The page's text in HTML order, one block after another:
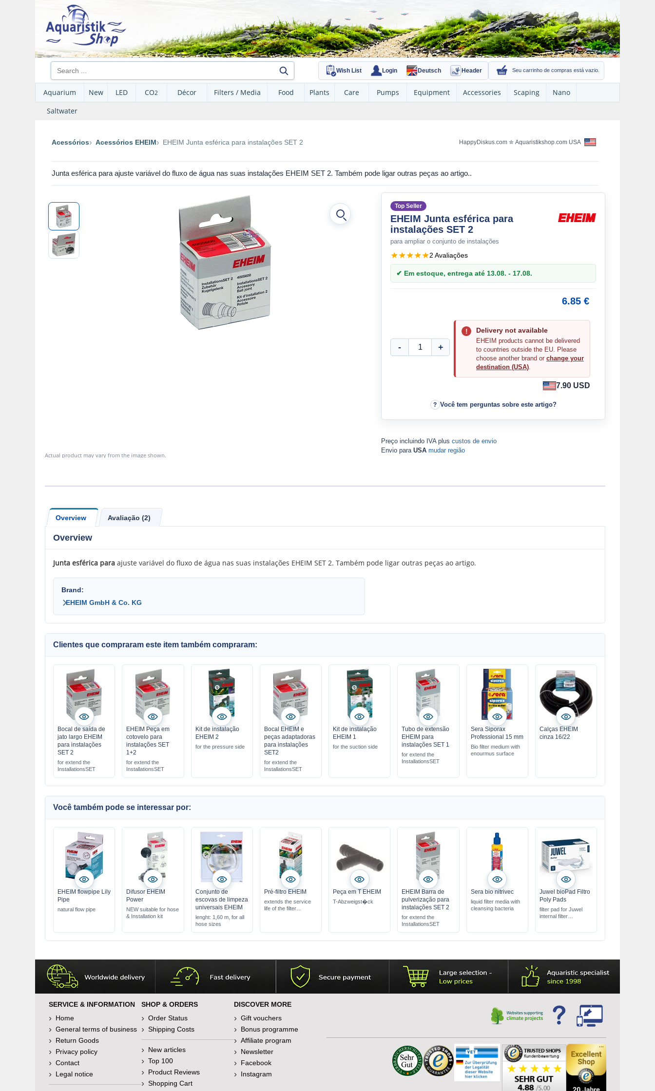
Wish List Login Deutsch Header Seu carrinho de compras está vazio.
Aquarium New LED CO2 Décor Filters / Media Food Plants Care Pumps Equipment Accessories Scaping
Nano
Saltwater
Acessórios Acessórios EHEIM EHEIM Junta esférica para instalações SET 2 HappyDiskus.com ✮ Aquaristikshop.com USA
Junta esférica para ajuste variável do fluxo de água nas suas instalações EHEIM SET 2. Também pode ligar outras peças ao artigo..
Actual product may vary from the image shown.
Top Seller
EHEIM Junta esférica para
instalações SET 2
para ampliar o conjunto de instalações
2 Avaliações
✔ Em estoque, entrega até 13.08. - 17.08.
6.85 €
Delivery not available
EHEIM products cannot be delivered
to countries outside the EU. Please
choose another brand or change your
destination (USA).
7.90 USD
Você tem perguntas sobre este artigo?
Preço incluindo IVA plus custos de envio
Envio para USA mudar região
Overview Avaliação (2)
Overview
Junta esférica para ajuste variável do fluxo de água nas suas instalações EHEIM SET 2. Também pode ligar outras peças ao artigo.
Brand:
EHEIM GmbH & Co. KG
Clientes que compraram este item também compraram:
Bocal de saída de
jato largo EHEIM
para instalações
SET 2
for extend the
InstallationsSET
EHEIM Peça em
cotovelo para
instalações SET
1+2
for extend the
InstallationsSET
Kit de instalação
EHEIM 2
for the pressure side
Bocal EHEIM e
peças adaptadoras
para instalações
SET2
for extend the
InstallationsSET
Kit de instalação
EHEIM 1
for the suction side
Tubo de extensão
EHEIM para
instalações SET 1
for extend the
InstallationsSET
Sera Siporax
Professional 15 mm
Bio filter medium with
enourmus surface
Calças EHEIM
cinza 16/22
Você também pode se interessar por:
EHEIM flowpipe Lily
Pipe
natural flow pipe
Difusor EHEIM
Power
NEW suitable for hose
& Installation kit
Conjunto de
escovas de limpeza
universais EHEIM
lenght: 1,60 m, for all
hose sizes
Pré-filtro EHEIM
extends the service
life of the filter
Peça em T EHEIM
T-Abzweigst�ck
EHEIM Barra de
pulverização para
instalações SET 2
for extend the
InstallationsSET
Sera bio nitrivec
liquid filter media with
cleansing bacteria
Juwel bioPad Filtro
Poly Pads
filter pad for Juwel
internal filter
SERVICE & INFORMATION
Home
General terms of business
Return Goods
Privacy policy
Contact
Legal notice
SHOP & ORDERS
Order Status
Shipping Costs
New articles
Top 100
Product Reviews
Shopping Cart
DISCOVER MORE
Gift vouchers
Bonus programme
Affiliate program
Newsletter
Facebook
Instagram